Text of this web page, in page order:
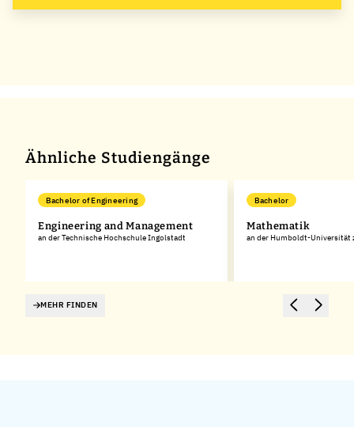
Ähnliche Studiengänge
Bachelor of Engineering
Engineering and Management
an der Technische Hochschule Ingolstadt
Bachelor
Mathematik
an der Humboldt-Universität
MEHR FINDEN